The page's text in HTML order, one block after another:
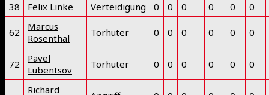
38
Felix Linke Verteidigung 0 0 0 0 0 0
62
Marcus
Rosenthal
Torhüter 0 0 0 0 0 0
72
Pavel
Lubentsov
Torhüter 0 0 0 0 0 0
Richard